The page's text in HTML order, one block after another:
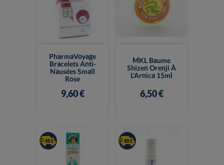
PharmaVoyage
Bracelets Anti-
Nausées Small
Rose
9,60 €
MKL Baume
Shizen Orenji À
L'Arnica 15ml
6,50 €